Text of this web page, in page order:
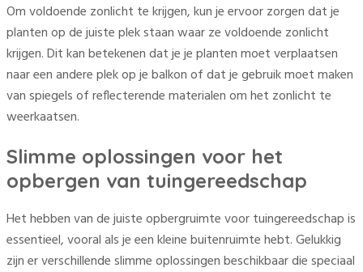
Om voldoende zonlicht te krijgen, kun je ervoor zorgen dat je
planten op de juiste plek staan waar ze voldoende zonlicht
krijgen. Dit kan betekenen dat je je planten moet verplaatsen
naar een andere plek op je balkon of dat je gebruik moet maken
van spiegels of reflecterende materialen om het zonlicht te
weerkaatsen.
Slimme oplossingen voor het
opbergen van tuingereedschap
Het hebben van de juiste opbergruimte voor tuingereedschap is
essentieel, vooral als je een kleine buitenruimte hebt. Gelukkig
zijn er verschillende slimme oplossingen beschikbaar die speciaal